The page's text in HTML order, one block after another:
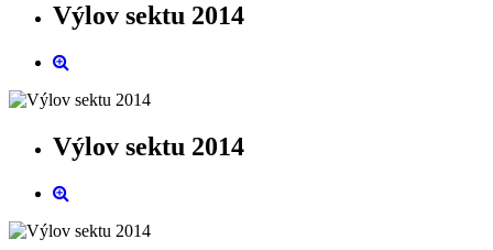
Výlov sektu 2014
Výlov sektu 2014